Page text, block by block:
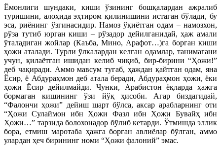
Ёмонлиги шундаки, киши ўзининг бошқалардан ажралиб
туришини, алоҳида эҳтиром қилинишини истаган бўлади, бу
эса, риёнинг ўзгинасидир. Намоз ўқиётган одам – намозхон,
рўза тутиб юрган киши – рўзадор дейилганидай, ҳаж амали
ўталадиган жойлар (Каъба, Мино, Арафот…)га борган киши
ҳожи аталади. Турли ўлкалардан келган одамлар, танимагани
учун, қилаётган ишидан келиб чиқиб, бир-бирини “Ҳожи!”
деб чақиради. Аммо мавсум тугаб, ҳаждан қайтган одам, яна
Ёсир, ё Абдураҳмон деб атала беради, Абдураҳмон ҳожи, ёки
ҳожи Ёсир дейилмайди. Чунки, Арабистон ёқларда ҳажга
бормаган кишининг ўзи йўқ ҳисоби. Агар биздагидай,
“Фалончи ҳожи” дейиш шарт бўлса, аксар арабларнинг оти
“Ҳожи Сулаймон ибн Ҳожи Фазл ибн Ҳожи Бувайҳ ибн
Ҳожи…” тарзида болохонадор бўлиб кетарди. Ўтмишда эллик
бора, етмиш маротаба ҳажга борган авлиёлар бўлган, аммо
улардан ҳеч бирининг номи “Ҳожи фалоний” эмас.